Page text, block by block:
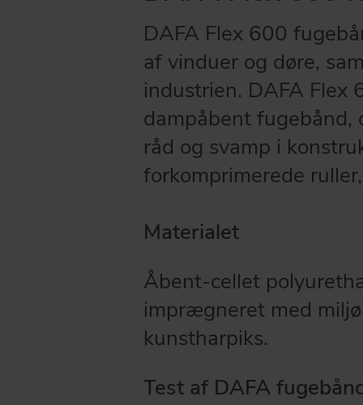
DAFA Flex 600
af vinduer og døre,
industrien. DAFA
dampåbent fugebånd,
råd og svamp i
forkomprimerede
Materialet
Åbent-cellet
imprægneret med
kunstharpiks.
Test af DAFA